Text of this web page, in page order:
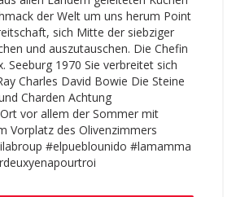
der Welt um uns herum Point
sich Mitte der siebziger
und auszutauschen. Die Chefin
Seeburg 1970 Sie verbreitet sich
Charles David Bowie Die Steine
Charden Achtung
vor allem der Sommer mit
Vorplatz des Olivenzimmers
#elpueblounido #lamamma